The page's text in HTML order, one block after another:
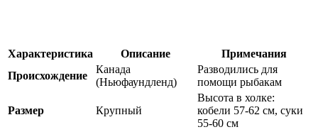
Характеристика Описание
Примечания
Происхождение
Канада
(Ньюфаундленд)
Разводились для
помощи рыбакам
Размер Крупный
Высота в холке:
кобели 57-62 см, суки
55-60 см